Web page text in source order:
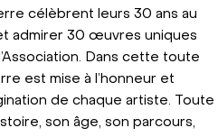
célèbrent leurs 30 ans au
admirer 30 œuvres uniques
Dans cette toute
est mise à l’honneur et
de chaque artiste. Toute
son âge, son parcours,